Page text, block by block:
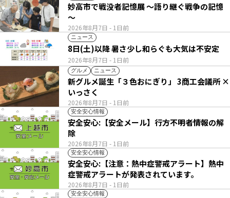
2026年8月7日 - 1日前
妙高市で戦没者記憶展 ～語り継ぐ戦争の記憶
～
ニュース
2026年8月7日 - 1日前
8日(土)以降 暑さ少し和らぐも大気は不安定
グルメ ニュース
2026年8月7日 - 1日前
新グルメ誕生「３色おにぎり」 3商工会議所 ×
いっさく
安全安心情報
2026年8月7日 - 1日前
安全安心:【安全メール】行方不明者情報の解
除
安全安心情報
2026年8月7日 - 1日前
安全安心:【注意：熱中症警戒アラート】熱中
症警戒アラートが発表されています。
安全安心情報